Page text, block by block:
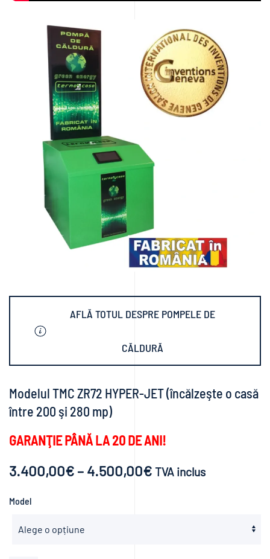
AFLĂ TOTUL DESPRE POMPELE DE
CĂLDURĂ
Modelul TMC ZR72 HYPER-JET (încălzeşte o casă
între 200 şi 280 mp)
GARANŢIE PÂNĂ LA 20 DE ANI!
3.400,00€ – 4.500,00€Interval
TVA inclus
Model